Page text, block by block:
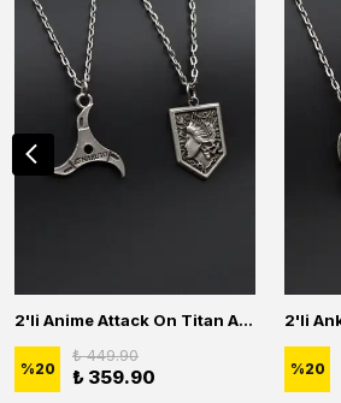
2'li Anime Attack On Titan Acrylic Maria Anime Naruto Erkek Kadın Kolye Seti
%20
₺ 449.90
₺ 359.90 %20